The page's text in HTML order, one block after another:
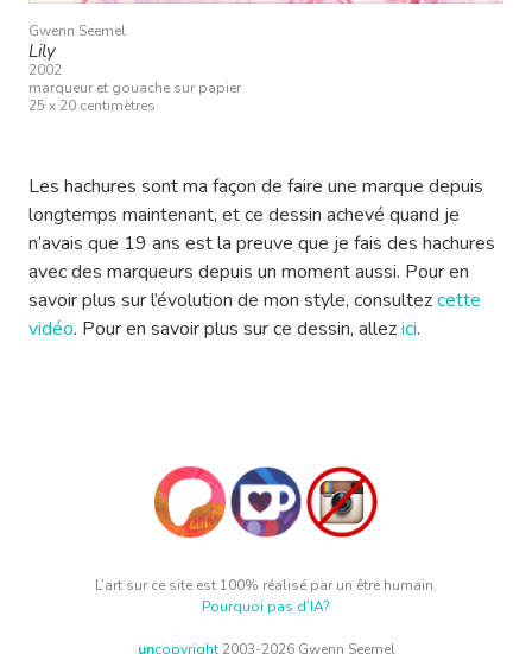
Gwenn Seemel
Lily
2002
marqueur et gouache sur papier
25 x 20 centimètres
Les hachures sont ma façon de faire une marque depuis
longtemps maintenant, et ce dessin achevé quand je
n’avais que 19 ans est la preuve que je fais des hachures
avec des marqueurs depuis un moment aussi. Pour en
savoir plus sur l’évolution de mon style, consultezcette
vidéo. Pour en savoir plus sur ce dessin, allezici.
L’art sur ce site est 100% réalisé par un être humain.
Pourquoi pas d’IA?
uncopyright2003-2026 Gwenn Seemel